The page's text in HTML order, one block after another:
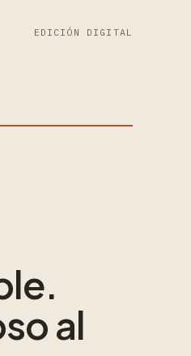
EDICIÓN DIGITAL
al